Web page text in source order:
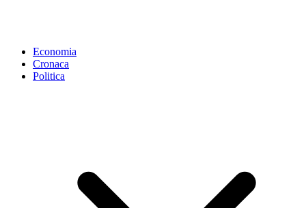
Economia
Cronaca
Politica